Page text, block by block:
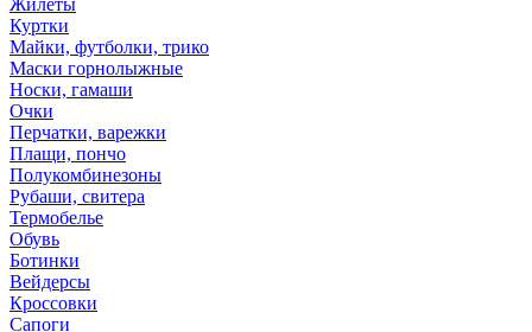
Жилеты
Куртки
Майки, футболки, трико
Маски горнолыжные
Носки, гамаши
Очки
Перчатки, варежки
Плащи, пончо
Полукомбинезоны
Рубаши, свитера
Термобелье
Обувь
Ботинки
Вейдерсы
Кроссовки
Сапоги